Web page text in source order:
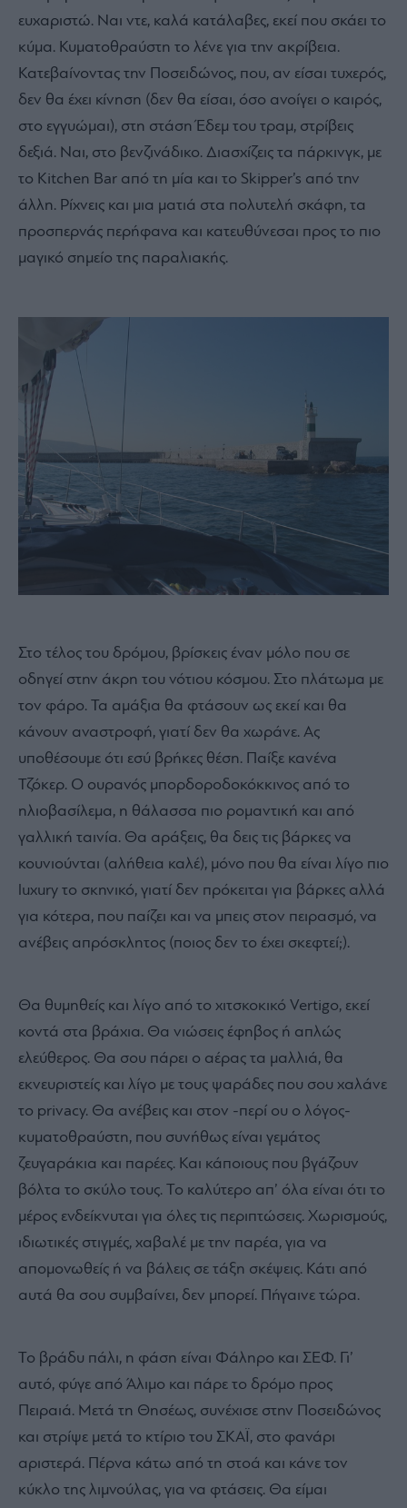
ευχαριστώ. Ναι ντε, καλά κατάλαβες, εκεί που σκάει το
κύμα. Κυματοθραύστη το λένε για την ακρίβεια.
Κατεβαίνοντας την Ποσειδώνος, που, αν είσαι τυχερός,
δεν θα έχει κίνηση (δεν θα είσαι, όσο ανοίγει ο καιρός,
στο εγγυώμαι), στη στάση Έδεμ του τραμ, στρίβεις
δεξιά. Ναι, στο βενζινάδικο. Διασχίζεις τα πάρκινγκ, με
το Kitchen Bar από τη μία και το Skipper’s από την
άλλη. Ρίχνεις και μια ματιά στα πολυτελή σκάφη, τα
προσπερνάς περήφανα και κατευθύνεσαι προς το πιο
μαγικό σημείο της παραλιακής.
Στο τέλος του δρόμου, βρίσκεις έναν μόλο που σε
οδηγεί στην άκρη του νότιου κόσμου. Στο πλάτωμα με
τον φάρο. Τα αμάξια θα φτάσουν ως εκεί και θα
κάνουν αναστροφή, γιατί δεν θα χωράνε. Ας
υποθέσουμε ότι εσύ βρήκες θέση. Παίξε κανένα
Τζόκερ. Ο ουρανός μπορδοροδοκόκκινος από το
ηλιοβασίλεμα, η θάλασσα πιο ρομαντική και από
γαλλική ταινία. Θα αράξεις, θα δεις τις βάρκες να
κουνιούνται (αλήθεια καλέ), μόνο που θα είναι λίγο πιο
luxury το σκηνικό, γιατί δεν πρόκειται για βάρκες αλλά
για κότερα, που παίζει και να μπεις στον πειρασμό, να
ανέβεις απρόσκλητος (ποιος δεν το έχει σκεφτεί;).
Θα θυμηθείς και λίγο από το χιτσκοκικό Vertigo, εκεί
κοντά στα βράχια. Θα νιώσεις έφηβος ή απλώς
ελεύθερος. Θα σου πάρει ο αέρας τα μαλλιά, θα
εκνευριστείς και λίγο με τους ψαράδες που σου χαλάνε
το privacy. Θα ανέβεις και στον -περί ου ο λόγος-
κυματοθραύστη, που συνήθως είναι γεμάτος
ζευγαράκια και παρέες. Και κάποιους που βγάζουν
βόλτα το σκύλο τους. Το καλύτερο απ’ όλα είναι ότι το
μέρος ενδείκνυται για όλες τις περιπτώσεις. Χωρισμούς,
ιδιωτικές στιγμές, χαβαλέ με την παρέα, για να
απομονωθείς ή να βάλεις σε τάξη σκέψεις. Κάτι από
αυτά θα σου συμβαίνει, δεν μπορεί. Πήγαινε τώρα.
Το βράδυ πάλι, η φάση είναι Φάληρο και ΣΕΦ. Γι’
αυτό, φύγε από Άλιμο και πάρε το δρόμο προς
Πειραιά. Μετά τη Θησέως, συνέχισε στην Ποσειδώνος
και στρίψε μετά το κτίριο του ΣΚΑΪ, στο φανάρι
αριστερά. Πέρνα κάτω από τη στοά και κάνε τον
κύκλο της λιμνούλας, για να φτάσεις. Θα είμαι